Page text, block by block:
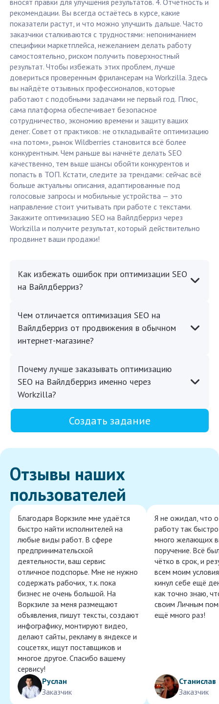
вносят правки для улучшения результатов. 4. Отчётность и
рекомендации. Вы всегда остаётесь в курсе, какие
показатели растут, и что можно улучшить дальше. Часто
заказчики сталкиваются с трудностями: непониманием
специфики маркетплейса, нежеланием делать работу
самостоятельно, риском получить поверхностный
результат. Чтобы избежать этих проблем, лучше
довериться проверенным фрилансерам на Workzilla. Здесь
вы найдёте отзывных профессионалов, которые
работают с подобными задачами не первый год. Плюс,
сама платформа обеспечивает безопасное
сотрудничество, экономию времени и защиту ваших
денег. Совет от практиков: не откладывайте оптимизацию
«на потом», рынок Wildberries становится всё более
конкурентным. Чем раньше вы начнёте делать SEO
качественно, тем выше шансы обойти конкурентов и
попасть в ТОП. Кстати, следите за трендами: сейчас всё
больше актуальны описания, адаптированные под
голосовые запросы и мобильные устройства — это
направление стоит учитывать при работе с текстами.
Закажите оптимизацию SEO на Вайлдберриз через
Workzilla и получите результат, который действительно
продвинет ваши продажи!
Как избежать ошибок при оптимизации SEO
на Вайлдберриз?
Чем отличается оптимизация SEO на
Вайлдберриз от продвижения в обычном
интернет-магазине?
Почему лучше заказывать оптимизацию
SEO на Вайлдберриз именно через
Workzilla?
Создать задание
Отзывы наших
пользователей
Благодаря Воркзиле мне удаётся
быстро найти исполнителей на
любые виды работ. В сфере
предпринимательской
деятельности, ваш сервис
отличное подспорье. Мне не нужно
содержать рабочих, т.к. пока
бизнес не очень большой. На
Воркзиле за меня размещают
объявления, пишут тексты, создают
инфографику, монтируют видео,
делают сайты, рекламу в яндексе и
соцсетях, ищут поставщиков и
многое другое. Спасибо вашему
сервису!
Руслан
Заказчик
Я не ожидал, что
работу так
много желающих
поручение. Всё
чётко в срок, и
всем моим
кинул себе ещё
как точно знаю,
своим Личным
ещё много раз!
Станислав
Заказчик